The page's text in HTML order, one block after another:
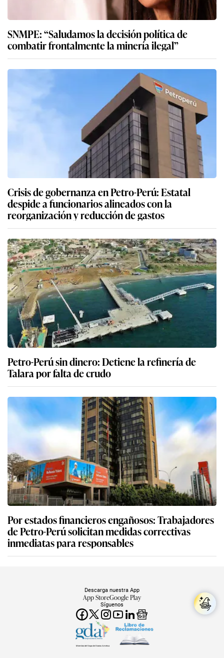
SNMPE: “Saludamos la decisión política de
combatir frontalmente la minería ilegal”
Crisis de gobernanza en Petro-Perú: Estatal
despide a funcionarios alineados con la
reorganización y reducción de gastos
Petro-Perú sin dinero: Detiene la refinería de
Talara por falta de crudo
Por estados financieros engañosos: Trabajadores
de Petro-Perú solicitan medidas correctivas
inmediatas para responsables
Síguenos
Descarga nuestra App
App StoreGoogle Play
Miembro del Grupo de Diarios América